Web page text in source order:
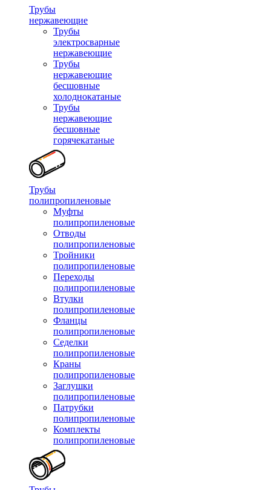
Трубы
нержавеющие
Трубы
электросварные
нержавеющие
Трубы
нержавеющие
бесшовные
холоднокатаные
Трубы
нержавеющие
бесшовные
горячекатаные
Трубы
полипропиленовые
Муфты
полипропиленовые
Отводы
полипропиленовые
Тройники
полипропиленовые
Переходы
полипропиленовые
Втулки
полипропиленовые
Фланцы
полипропиленовые
Седелки
полипропиленовые
Краны
полипропиленовые
Заглушки
полипропиленовые
Патрубки
полипропиленовые
Комплекты
полипропиленовые